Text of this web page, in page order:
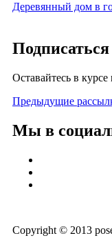
Деревянный дом в
Оставайтесь в курсе
Предыдущие
Мы в
Copyright © 2013